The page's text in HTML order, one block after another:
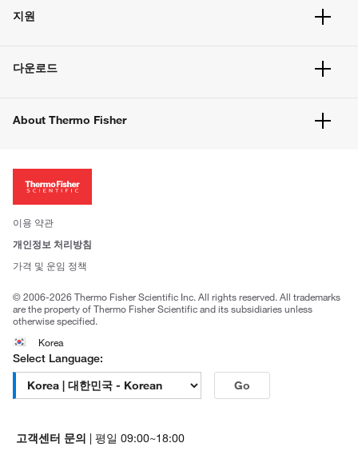
주문 방법
벌크 주문
지원
고객 센터
웹사이트 개선사항
다운로드
About Thermo Fisher
투자자
사회적 책임
브랜드
이용 약관
개인정보 처리방침
가격 및 운임 정책
© 2006-2026 Thermo Fisher Scientific Inc. All rights reserved. All trademarks
are the property of Thermo Fisher Scientific and its subsidiaries unless
otherwise specified.
Korea
Select Language:
Go
고객센터 문의 | 평일 09:00~18:00